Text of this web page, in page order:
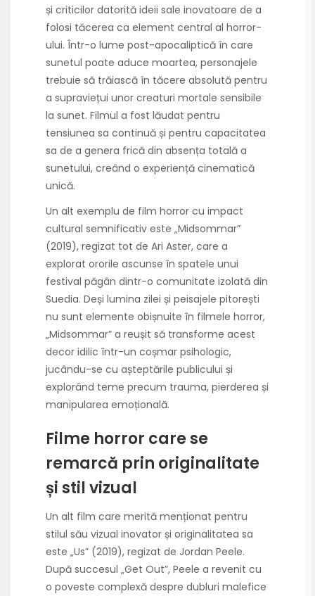
și criticilor datorită ideii sale inovatoare de a
folosi tăcerea ca element central al horror-
ului. Într-o lume post-apocaliptică în care
sunetul poate aduce moartea, personajele
trebuie să trăiască în tăcere absolută pentru
a supraviețui unor creaturi mortale sensibile
la sunet. Filmul a fost lăudat pentru
tensiunea sa continuă și pentru capacitatea
sa de a genera frică din absența totală a
sunetului, creând o experiență cinematică
unică.
Un alt exemplu de film horror cu impact
cultural semnificativ este „Midsommar”
(2019), regizat tot de Ari Aster, care a
explorat ororile ascunse în spatele unui
festival păgân dintr-o comunitate izolată din
Suedia. Deși lumina zilei și peisajele pitorești
nu sunt elemente obișnuite în filmele horror,
„Midsommar” a reușit să transforme acest
decor idilic într-un coșmar psihologic,
jucându-se cu așteptările publicului și
explorând teme precum trauma, pierderea și
manipularea emoțională.
Filme horror care se
remarcă prin originalitate
și stil vizual
Un alt film care merită menționat pentru
stilul său vizual inovator și originalitatea sa
este „Us” (2019), regizat de Jordan Peele.
După succesul „Get Out”, Peele a revenit cu
o poveste complexă despre dubluri malefice